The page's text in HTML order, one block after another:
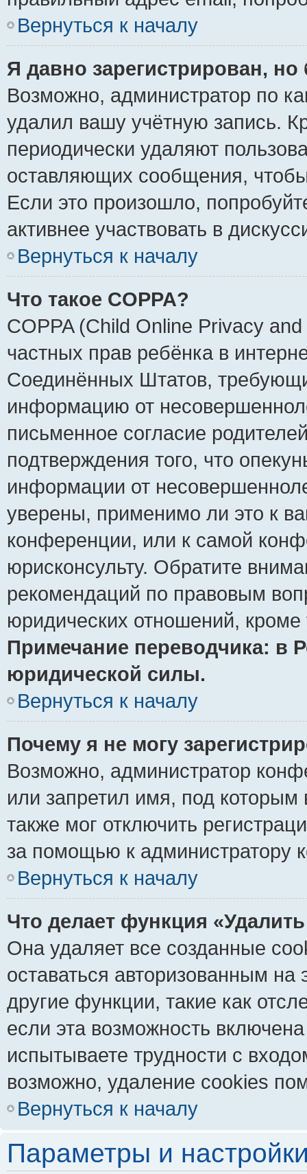
Вернуться к началу
Я давно зарегистрирован,
Возможно, администратор по
удалил вашу учётную запись.
периодически удаляют
оставляющих сообщения,
Если это произошло,
активнее участвовать в
Вернуться к началу
Что такое COPPA?
COPPA (Child Online Privacy
частных прав ребёнка в
Соединённых Штатов,
информацию от
письменное согласие
подтверждения того, что
информации от
уверены, применимо ли это к
конференции, или к самой
юрисконсульту. Обратите
рекомендаций по правовым
юридических отношений,
Примечание переводчика: в
юридической силы.
Вернуться к началу
Почему я не могу
Возможно, администратор
или запретил имя, под которым
также мог отключить
за помощью к администратору
Вернуться к началу
Что делает функция
Она удаляет все созданные
оставаться авторизованным
другие функции, такие как
если эта возможность
испытываете трудности с
возможно, удаление cookies
Вернуться к началу
Параметры и